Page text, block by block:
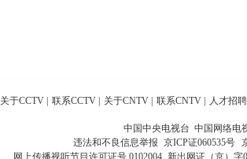
关于CCTV 联系CCTV 关于CNTV 联系CNTV 人才招聘
中国中央电视台 中国网络电
违法和不良信息举报 京ICP证060535号
网上传播视听节目许可证号 0102004 新出网证（京）